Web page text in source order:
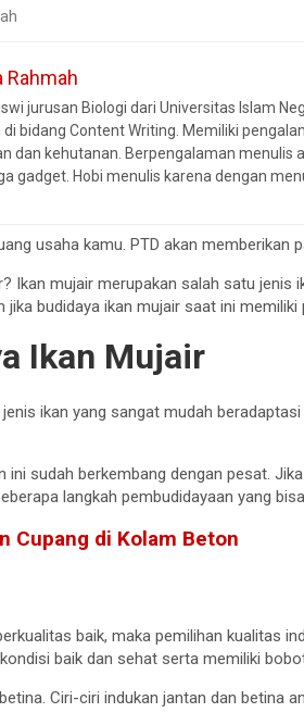
Rahmah
jurusan Biologi dari Universitas Islam
di bidang Content Writing. Memiliki
dan kehutanan. Berpengalaman menulis
gadget. Hobi menulis karena dengan
usaha kamu. PTD akan memberikan
Ikan mujair merupakan salah satu jenis
jika budidaya ikan mujair saat ini
Ikan Mujair
ikan yang sangat mudah
ini sudah berkembang dengan pesat.
langkah pembudidayaan yang
Cupang di Kolam Beton
baik, maka pemilihan kualitas
baik dan sehat serta memiliki
Ciri-ciri indukan jantan dan betina